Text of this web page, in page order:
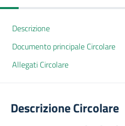
Descrizione
Documento principale Circolare
Allegati Circolare
Descrizione Circolare